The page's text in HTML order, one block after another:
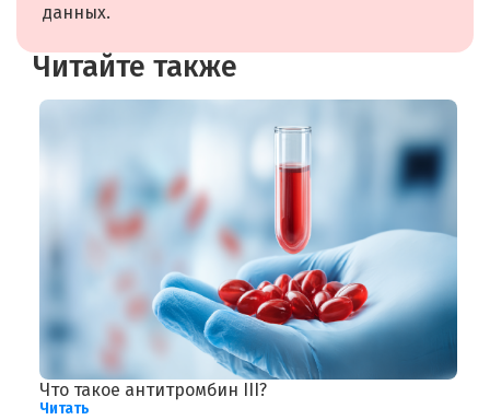
данных.
Читайте также
Что такое антитромбин III?
Читать